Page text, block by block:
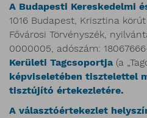
A Budapesti Kereskedelmi
1016 Budapest, Krisztina
Fővárosi Törvényszék,
0000005, adószám:
Kerületi Tagcsoportja (a
képviseletében tisztelettel
tisztújító értekezletére.
A választóértekezlet